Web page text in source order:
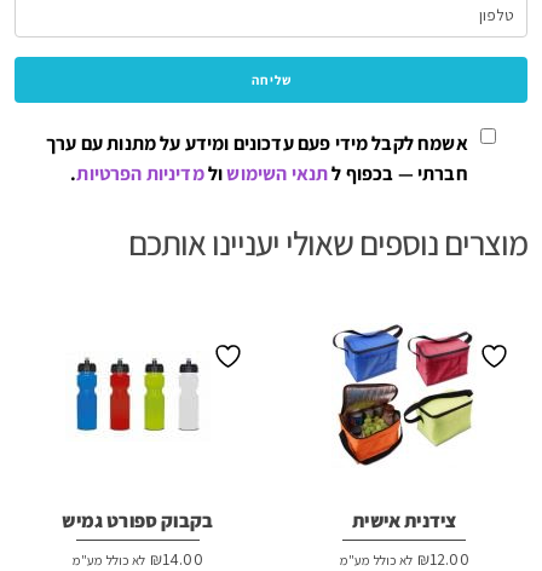
אשמח לקבל מידי פעם עדכונים ומידע על מתנות עם ערך
חברתי — בכפוף לתנאי השימושולמדיניות הפרטיות.
מוצרים נוספים שאולי יעניינו אותכם
צידנית אישית
₪12.00 לא כולל מע"מ
בקבוק ספורט גמיש
₪14.00 לא כולל מע"מ